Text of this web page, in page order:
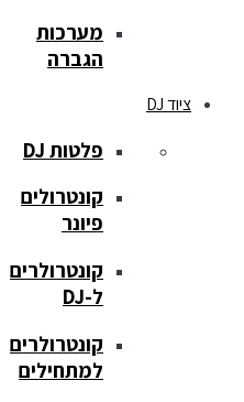
מערכות
הגברה
ציוד DJ
פלטות DJ
קונטרולים
פיונר
קונטרולרים
ל-DJ
קונטרולרים
למתחילים